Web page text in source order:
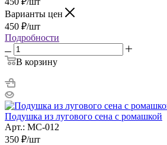
Варианты цен
450 ₽/шт
Подробности
В корзину
Подушка из лугового сена с ромашкой
Арт.: МС-012
350 ₽/шт